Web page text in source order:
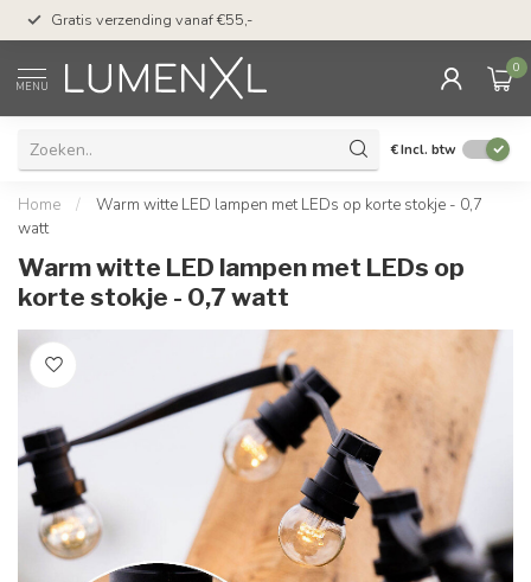
Gratis verzending vanaf €55,-
MENU
0
€Incl. btw
Home /
Warm witte LED lampen met LEDs op korte stokje - 0,7
watt
Warm witte LED lampen met LEDs op
korte stokje - 0,7 watt